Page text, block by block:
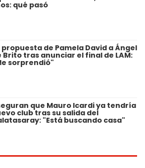
qué pasó
propuesta de Pamela David a Ángel
Brito tras anunciar el final de LAM:
sorprendió"
que Mauro Icardi ya tendría
club tras su salida del
"Está buscando casa"